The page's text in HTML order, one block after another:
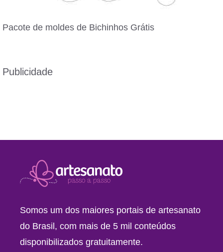
Pacote de moldes de Bichinhos Grátis
Publicidade
Somos um dos maiores portais de artesanato
do Brasil, com mais de 5 mil conteúdos
disponibilizados gratuitamente.